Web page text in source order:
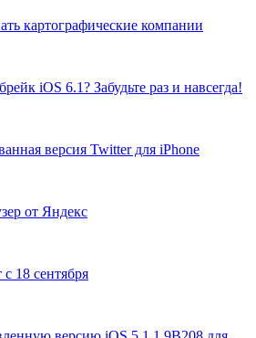
картографические компании
iOS 6.1? Забудьте раз и навсегда!
версия Twitter для iPhone
от Яндекс
с 18 сентября